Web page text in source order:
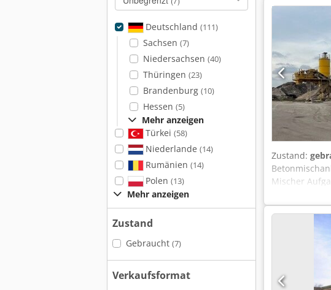
Deutschland (111)
Sachsen (7)
Niedersachsen (40)
Thüringen (23)
Brandenburg (10)
Hessen (5)
Mehr anzeigen
Türkei (58)
Niederlande (14)
Rumänien (14)
Polen (13)
Mehr anzeigen
Zustand
Gebraucht (7)
Verkaufsformat
Zustand:
Mischer